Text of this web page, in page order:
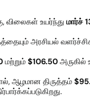
விலைகள் உயர்ந்து மார்ச்
அரசியல்
மற்றும்$106.50
ஆழமான திருத்தம்